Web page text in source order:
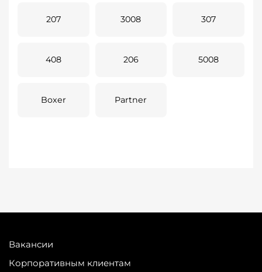
207 3008 307
408 206 5008
Boxer Partner
Вакансии
Корпоративным клиентам